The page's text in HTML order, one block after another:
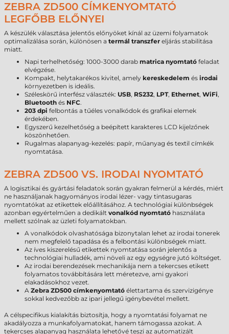
ZEBRA ZD500 CÍMKENYOMTATÓ
LEGFŐBB ELŐNYEI
A készülék választása jelentős előnyöket kínál az üzemi folyamatok
optimalizálása során, különösen a termál transzfer eljárás stabilitása
miatt.
Napi terhelhetőség: 1000-3000 darab matrica nyomtató feladat
elvégzése.
Kompakt, helytakarékos kivitel, amely kereskedelem és irodai
környezetben is ideális.
Széleskörű interfész választék: USB, RS232, LPT, Ethernet, WiFi,
Bluetooth és NFC.
203 dpi felbontás a tűéles vonalkódok és grafikai elemek
érdekében.
Egyszerű kezelhetőség a beépített karakteres LCD kijelzőnek
köszönhetően.
Rugalmas alapanyag-kezelés: papír, műanyag és textil címkék
nyomtatása.
ZEBRA ZD500 VS. IRODAI NYOMTATÓ
A logisztikai és gyártási feladatok során gyakran felmerül a kérdés, miért
ne használjanak hagyományos irodai lézer- vagy tintasugaras
nyomtatókat az etikettek előállításához. A technológiai különbségek
azonban egyértelműen a dedikált vonalkód nyomtató használata
mellett szólnak az üzleti folyamatokban.
A vonalkódok olvashatósága bizonytalan lehet az irodai tonerek
nem megfelelő tapadása és a felbontási különbségek miatt.
Az íves kiszerelésű etikettek nyomtatása során jelentős a
technológiai hulladék, ami növeli az egy egységre jutó költséget.
Az irodai berendezések mechanikája nem a tekercses etikett
folyamatos továbbítására lett méretezve, ami gyakori
elakadásokhoz vezet.
A Zebra ZD500 címkenyomtató élettartama és szervizigénye
sokkal kedvezőbb az ipari jellegű igénybevétel mellett.
A célspecifikus kialakítás biztosítja, hogy a nyomtatási folyamat ne
akadályozza a munkafolyamatokat, hanem támogassa azokat. A
tekercses alapanyag használata lehetővé teszi az automatizált